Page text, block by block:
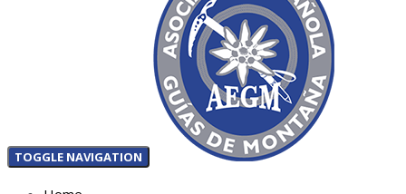
TOGGLE NAVIGATION